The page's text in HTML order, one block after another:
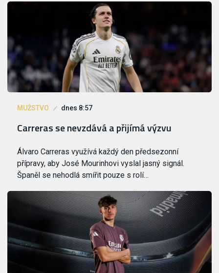
MUŽSTVO dnes 8:57
Carreras se nevzdává a přijímá výzvu
Álvaro Carreras využívá každý den předsezonní
přípravy, aby José Mourinhovi vyslal jasný signál.
Španěl se nehodlá smířit pouze s rolí…